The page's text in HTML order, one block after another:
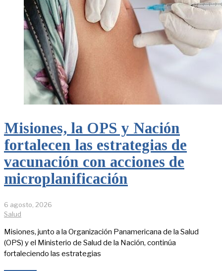
Misiones, la OPS y Nación
fortalecen las estrategias de
vacunación con acciones de
microplanificación
6 agosto, 2026
Salud
Misiones, junto a la Organización Panamericana de la Salud
(OPS) y el Ministerio de Salud de la Nación, continúa
fortaleciendo las estrategias